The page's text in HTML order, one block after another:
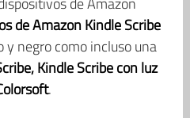
de Amazon Kindle Scribe
negro como incluso una
Kindle Scribe con luz
.